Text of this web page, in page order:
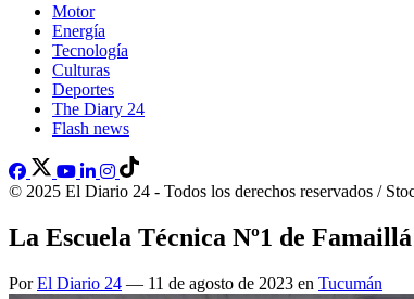
Motor
Energía
Tecnología
Culturas
Deportes
The Diary 24
Flash news
© 2025 El Diario 24 - Todos los derechos reservados /
La Escuela Técnica Nº1 de
PorEl Diario 24 — 11 de agosto de 2023 en Tucumán